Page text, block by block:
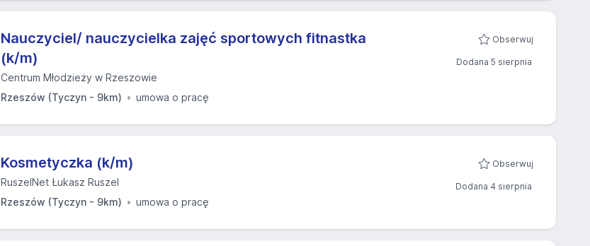
Nauczyciel/ nauczycielka zajęć sportowych fitnastka
(k/m)
Centrum Młodzieży w Rzeszowie
Rzeszów (Tyczyn - 9km)
umowa o pracę
Obserwuj
Dodana 5 sierpnia
Kosmetyczka (k/m)
RuszelNet Łukasz Ruszel
Rzeszów (Tyczyn - 9km)
umowa o pracę
Obserwuj
Dodana 4 sierpnia